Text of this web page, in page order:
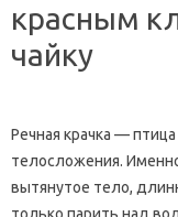
красным
чайку
Речная крачка —
телосложения.
вытянутое тело,